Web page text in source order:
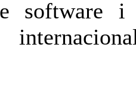
software